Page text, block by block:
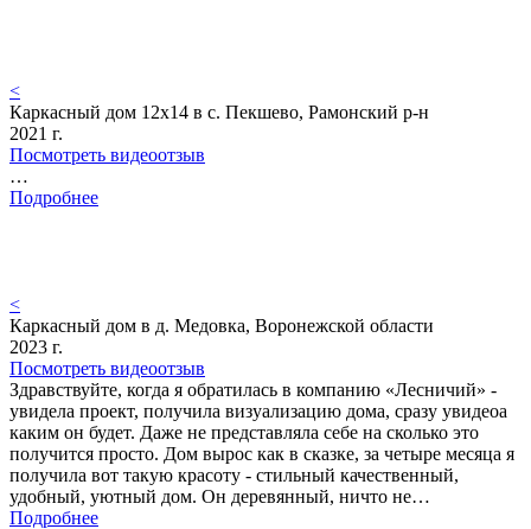
<
Каркасный дом 12х14 в с. Пекшево, Рамонский р-н
2021 г.
Посмотреть видеоотзыв
…
Подробнее
<
Каркасный дом в д. Медовка, Воронежской области
2023 г.
Посмотреть видеоотзыв
Здравствуйте, когда я обратилась в компанию «Лесничий» -
увидела проект, получила визуализацию дома, сразу увидеоа
каким он будет. Даже не представляла себе на сколько это
получится просто. Дом вырос как в сказке, за четыре месяца я
получила вот такую красоту - стильный качественный,
удобный, уютный дом. Он деревянный, ничто не…
Подробнее